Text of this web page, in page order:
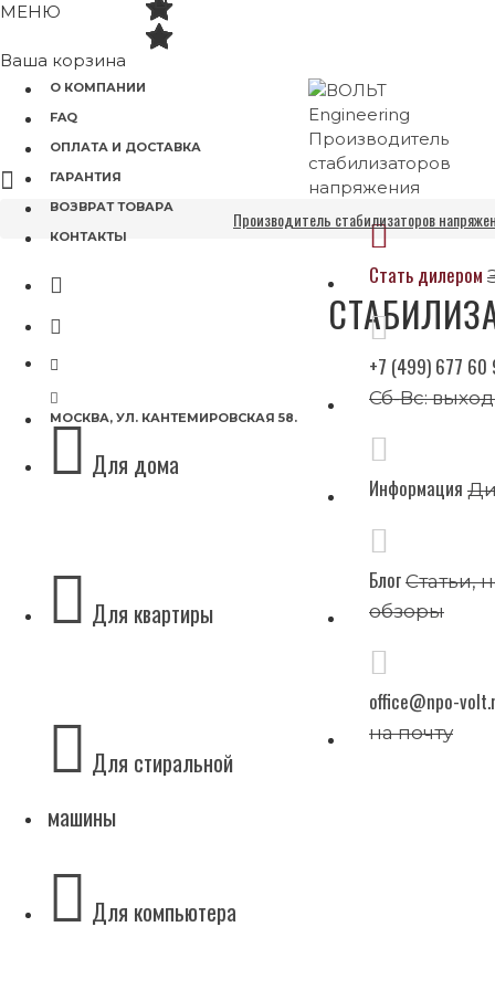
МЕНЮ
Ваша корзина
О КОМПАНИИ
FAQ
ОПЛАТА И ДОСТАВКА
ГАРАНТИЯ
ВОЗВРАТ ТОВАРА
КОНТАКТЫ
МОСКВА, УЛ. КАНТЕМИРОВСКАЯ 58.
Стать дилером
+7 (499) 677 60
Сб-Вс:
Информация
Блог Статьи,
обзоры
office@npo-
на почту
Производитель стабилизаторов
Для дома
Для квартиры
Для стиральной
машины
Для компьютера